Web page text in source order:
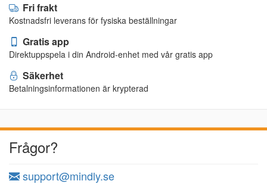
Fri frakt
Kostnadsfri leverans för fysiska beställningar
Gratis app
Direktuppspela i din Android-enhet med vår gratis app
Säkerhet
Betalningsinformationen är krypterad
Frågor?
support@mindly.se